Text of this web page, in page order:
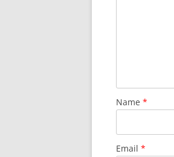
Name *
Email *